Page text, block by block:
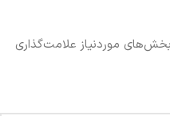
بخش‌های موردنیاز علامت‌گذاری